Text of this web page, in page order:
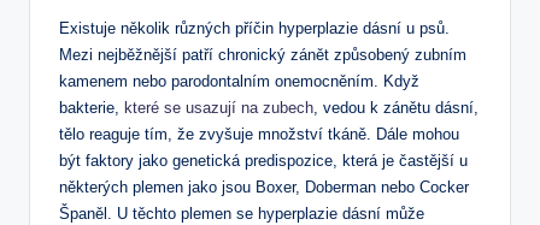
Existuje několik různých příčin hyperplazie dásní u psů.
Mezi nejběžnější patří chronický zánět způsobený zubním
kamenem nebo parodontalním onemocněním. Když
bakterie, které se usazují na zubech, vedou k zánětu dásní,
tělo reaguje tím, že zvyšuje množství tkáně. Dále mohou
být faktory jako genetická predispozice, která je častější u
některých plemen jako jsou Boxer, Doberman nebo Cocker
Španěl. U těchto plemen se hyperplazie dásní může